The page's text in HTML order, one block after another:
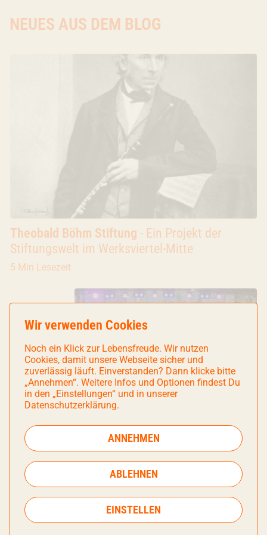
NEUES AUS DEM BLOG
Blog
Theobald Böhm Stiftung - Ein Projekt der
Stiftungswelt im Werksviertel-Mitte
5 Min Lesezeit
Blog
Mai Freid 2026- Ein bayerisches
Fest fürs ganze Viertel
3 Min Lesezeit
Wir verwenden Cookies
Noch ein Klick zur Lebensfreude. Wir nutzen
Cookies, damit unsere Webseite sicher und
zuverlässig läuft. Einverstanden? Dann klicke bitte
„Annehmen“. Weitere Infos und Optionen findest Du
in den „Einstellungen“ und in unserer
Datenschutzerklärung.
ANNEHMEN
ABLEHNEN
EINSTELLEN